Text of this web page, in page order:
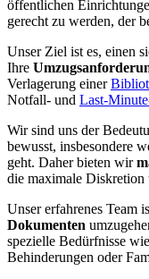
öffentlichen
gerecht zu werden, der
Unser Ziel ist es, einen
Ihre
Verlagerung einer
Notfall- und Last-
Wir sind uns der
bewusst, insbesondere
geht. Daher bieten wir
die maximale Diskretion
Unser erfahrenes Team
Dokumenten
spezielle Bedürfnisse
Behinderungen oder